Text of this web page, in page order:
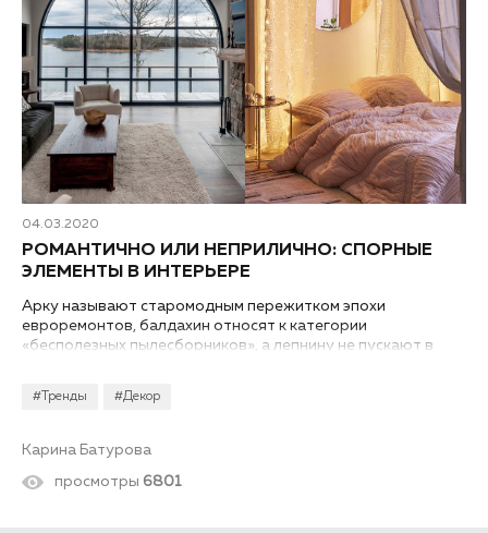
04.03.2020
#Тренды #Декор
РОМАНТИЧНО ИЛИ НЕПРИЛИЧНО: СПОРНЫЕ
ЭЛЕМЕНТЫ В ИНТЕРЬЕРЕ
Арку называют старомодным пережитком эпохи
евроремонтов, балдахин относят к категории
«бесполезных пылесборников», а лепнину не пускают в
Карина Батурова
просмотры 6801